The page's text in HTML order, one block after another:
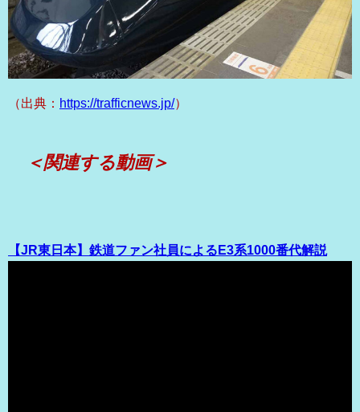
（出典： https://trafficnews.jp/）
＜関連する動画＞
【JR東日本】鉄道ファン社員によるE3系1000番代解説